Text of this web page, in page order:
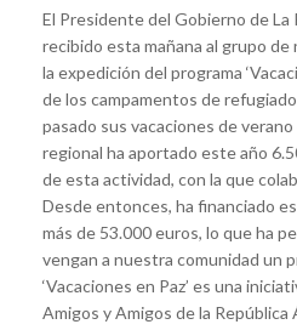
El Presidente del Gobierno de La
recibido esta mañana al grupo
la expedición del programa
de los campamentos de
pasado sus vacaciones de
regional ha aportado este año
de esta actividad, con la que
Desde entonces, ha financiado
más de 53.000 euros, lo que ha
vengan a nuestra comunidad un
‘Vacaciones en Paz’ es una
Amigos y Amigos de la República